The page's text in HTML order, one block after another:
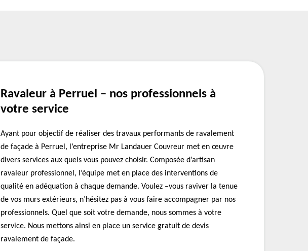
Ravaleur à Perruel – nos professionnels à
votre service
Ayant pour objectif de réaliser des travaux performants de ravalement
de façade à Perruel, l’entreprise Mr Landauer Couvreur met en œuvre
divers services aux quels vous pouvez choisir. Composée d’artisan
ravaleur professionnel, l’équipe met en place des interventions de
qualité en adéquation à chaque demande. Voulez –vous raviver la tenue
de vos murs extérieurs, n’hésitez pas à vous faire accompagner par nos
professionnels. Quel que soit votre demande, nous sommes à votre
service. Nous mettons ainsi en place un service gratuit de devis
ravalement de façade.